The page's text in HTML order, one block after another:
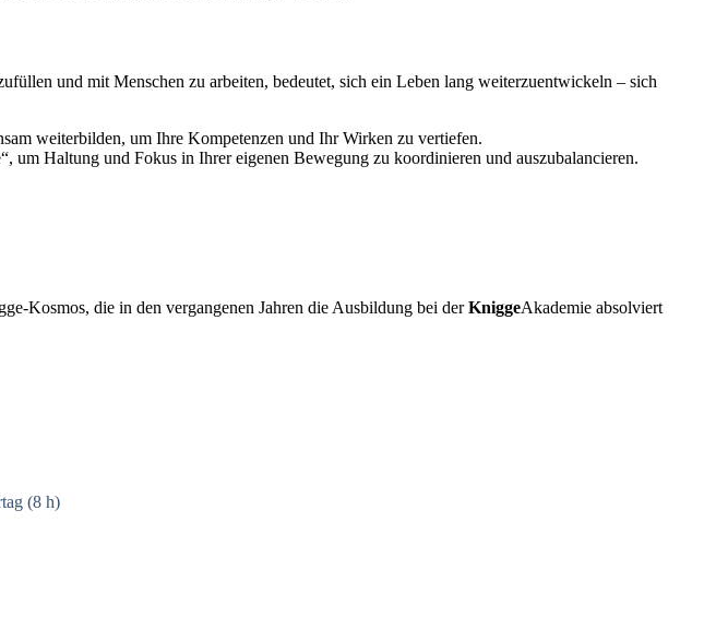
und mit Menschen zu arbeiten, bedeutet, sich ein Leben lang weiterzuentwickeln – sich
weiterbilden, um Ihre Kompetenzen und Ihr Wirken zu vertiefen.
Haltung und Fokus in Ihrer eigenen Bewegung zu koordinieren und auszubalancieren.
Kosmos, die in den vergangenen Jahren die Ausbildung bei derKniggeAkademie absolviert
(8 h)